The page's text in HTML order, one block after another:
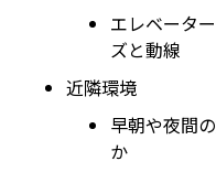
エレベータ
ズと動線
近隣環境
早朝や夜間
か